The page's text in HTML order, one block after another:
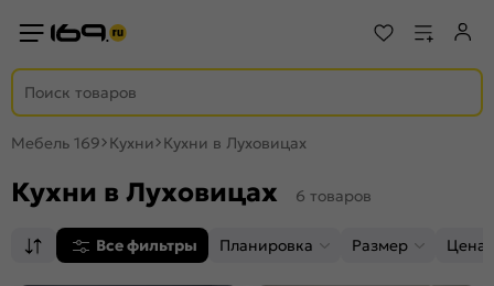
Мебель 169 Кухни Кухни в Луховицах
Кухни в Луховицах 6 товаров
Все фильтры Планировка Размер Цена,